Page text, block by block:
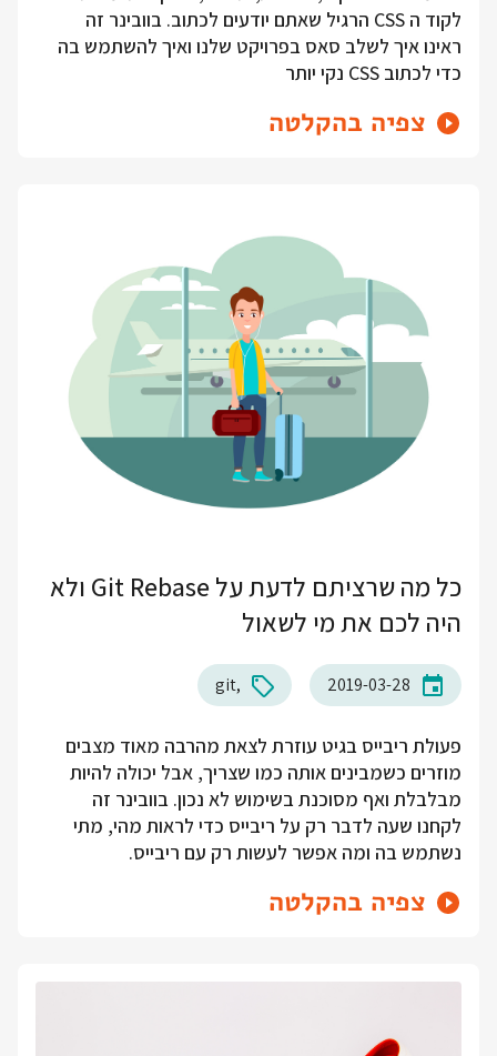
לקוד ה CSS הרגיל שאתם יודעים לכתוב. בוובינר זה
ראינו איך לשלב סאס בפרויקט שלנו ואיך להשתמש בה
כדי לכתוב CSS נקי יותר
צפיה בהקלטה
כל מה שרציתם לדעת על Git Rebase ולא
היה לכם את מי לשאול
2019-03-28
git
פעולת ריבייס בגיט עוזרת לצאת מהרבה מאוד מצבים
מוזרים כשמבינים אותה כמו שצריך, אבל יכולה להיות
מבלבלת ואף מסוכנת בשימוש לא נכון. בוובינר זה
לקחנו שעה לדבר רק על ריבייס כדי לראות מהי, מתי
נשתמש בה ומה אפשר לעשות רק עם ריבייס.
צפיה בהקלטה